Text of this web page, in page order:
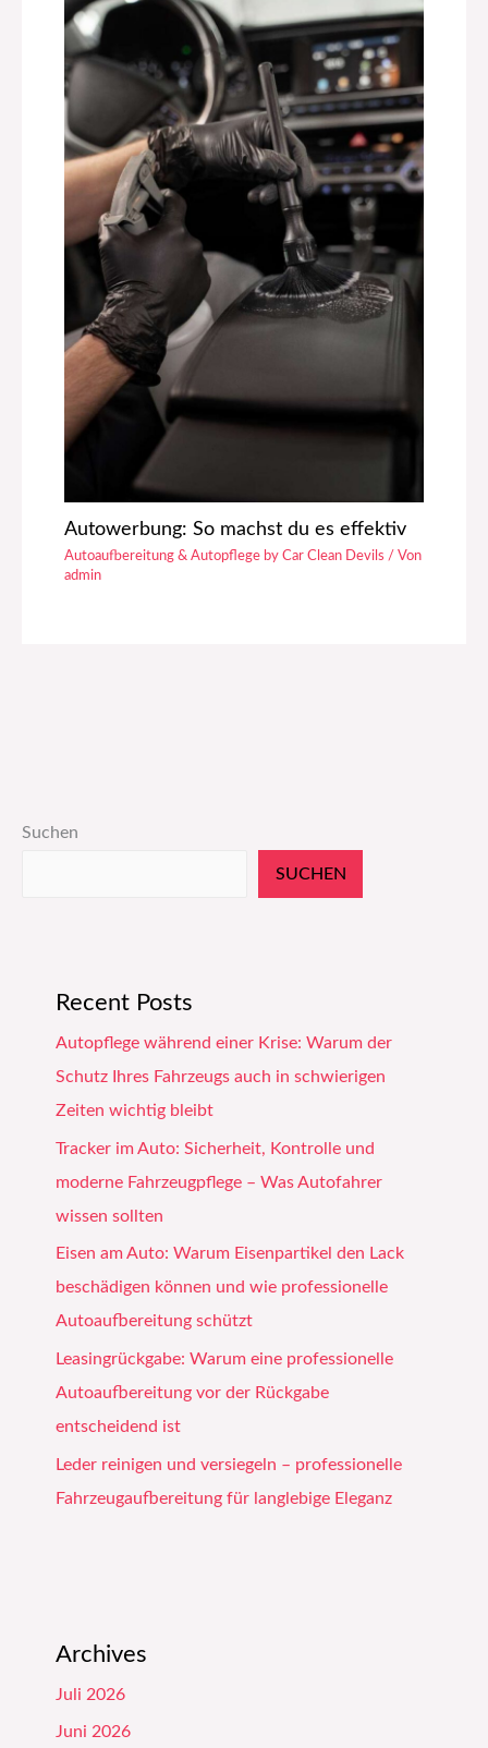
Autowerbung: So machst du es effektiv
Autoaufbereitung & Autopflege by Car Clean Devils / Von
admin
Suchen
SUCHEN
Recent Posts
Autopflege während einer Krise: Warum der
Schutz Ihres Fahrzeugs auch in schwierigen
Zeiten wichtig bleibt
Tracker im Auto: Sicherheit, Kontrolle und
moderne Fahrzeugpflege – Was Autofahrer
wissen sollten
Eisen am Auto: Warum Eisenpartikel den Lack
beschädigen können und wie professionelle
Autoaufbereitung schützt
Leasingrückgabe: Warum eine professionelle
Autoaufbereitung vor der Rückgabe
entscheidend ist
Leder reinigen und versiegeln – professionelle
Fahrzeugaufbereitung für langlebige Eleganz
Archives
Juli 2026
Juni 2026